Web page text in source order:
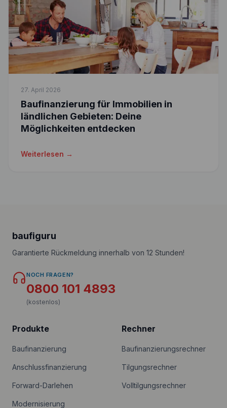
27. April 2026
Baufinanzierung für Immobilien in
ländlichen Gebieten: Deine
Möglichkeiten entdecken
Weiterlesen →
baufiguru
Garantierte Rückmeldung innerhalb von 12 Stunden!
NOCH FRAGEN?
0800 101 4893
(kostenlos)
Produkte
Baufinanzierung
Anschlussfinanzierung
Forward-Darlehen
Modernisierung
Rechner
Baufinanzierungsrechner
Tilgungsrechner
Volltilgungsrechner